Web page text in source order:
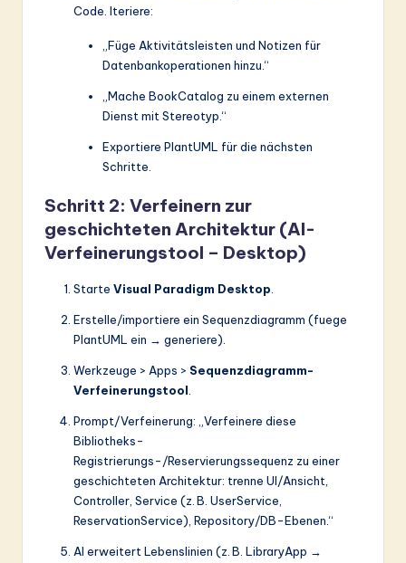
Code. Iteriere:
„Füge Aktivitätsleisten und Notizen für
Datenbankoperationen hinzu.“
„Mache BookCatalog zu einem externen
Dienst mit Stereotyp.“
Exportiere PlantUML für die nächsten
Schritte.
Schritt 2: Verfeinern zur
geschichteten Architektur (AI-
Verfeinerungstool – Desktop)
Starte Visual Paradigm Desktop
Erstelle/importiere ein Sequenzdiagramm (fuege
PlantUML ein → generiere).
Werkzeuge > Apps > Sequenzdiagramm-
Verfeinerungstool
Prompt/Verfeinerung: „Verfeinere diese
Bibliotheks-
Registrierungs-/Reservierungssequenz zu einer
geschichteten Architektur: trenne UI/Ansicht,
Controller, Service (z. B. UserService,
ReservationService), Repository/DB-Ebenen.“
AI erweitert Lebenslinien (z. B. LibraryApp →